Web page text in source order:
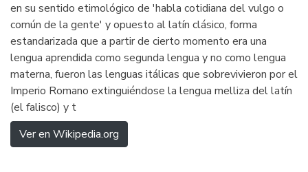
en su sentido etimológico de 'habla cotidiana del vulgo o
común de la gente' y opuesto al latín clásico, forma
estandarizada que a partir de cierto momento era una
lengua aprendida como segunda lengua y no como lengua
materna, fueron las lenguas itálicas que sobrevivieron por el
Imperio Romano extinguiéndose la lengua melliza del latín
(el falisco) y t
Ver en Wikipedia.org